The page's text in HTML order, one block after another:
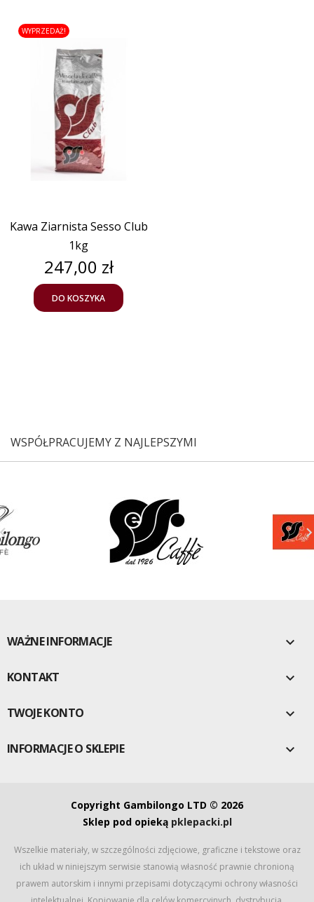
Kawa Ziarnista Sesso Club
1kg
Cena
247,00 zł
DO KOSZYKA
WYPRZEDAŻ!
WSPÓŁPRACUJEMY Z NAJLEPSZYMI
WAŻNE INFORMACJE 
KONTAKT 
TWOJE KONTO 
INFORMACJE O SKLEPIE 
Copyright Gambilongo LTD © 2026
Sklep pod opieką pklepacki.pl
Wszelkie materiały, w szczególności zdjęciowe, graficzne i tekstowe oraz
ich układ w niniejszym serwisie stanowią własność prawnie chronioną
prawem autorskim i innymi przepisami dotyczącymi ochrony własności